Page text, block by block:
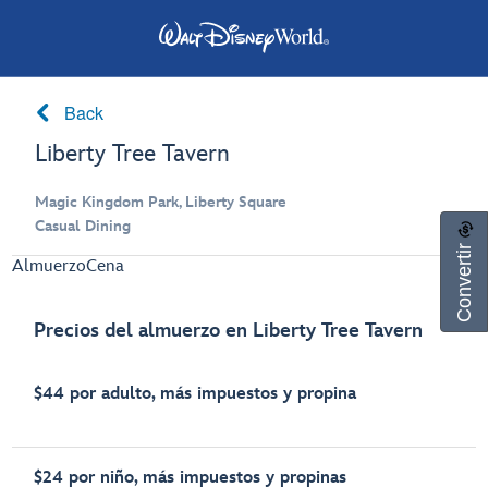
Back
Liberty Tree Tavern
Magic Kingdom Park, Liberty Square
Casual Dining
AlmuerzoCena
Precios del almuerzo en Liberty Tree Tavern
$44 por adulto, más impuestos y propina
$24 por niño, más impuestos y propinas
Convertir